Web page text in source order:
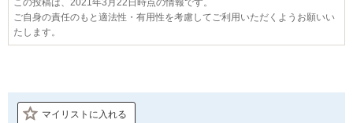
ご自身の責任のもと適法性・有用性を考慮してご利用いただくようお願いい
たします。
マイリストに入れる